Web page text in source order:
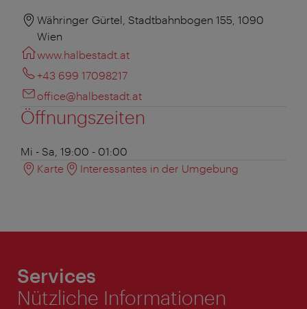
Währinger Gürtel, Stadtbahnbogen 155, 1090
Wien
www.halbestadt.at
+43 699 17098217
office@halbestadt.at
Öffnungszeiten
Mi - Sa, 19:00 - 01:00
Karte
Interessantes in der Umgebung
Services
Nützliche Informationen